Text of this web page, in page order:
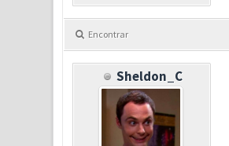
Encontrar
Sheldon_C